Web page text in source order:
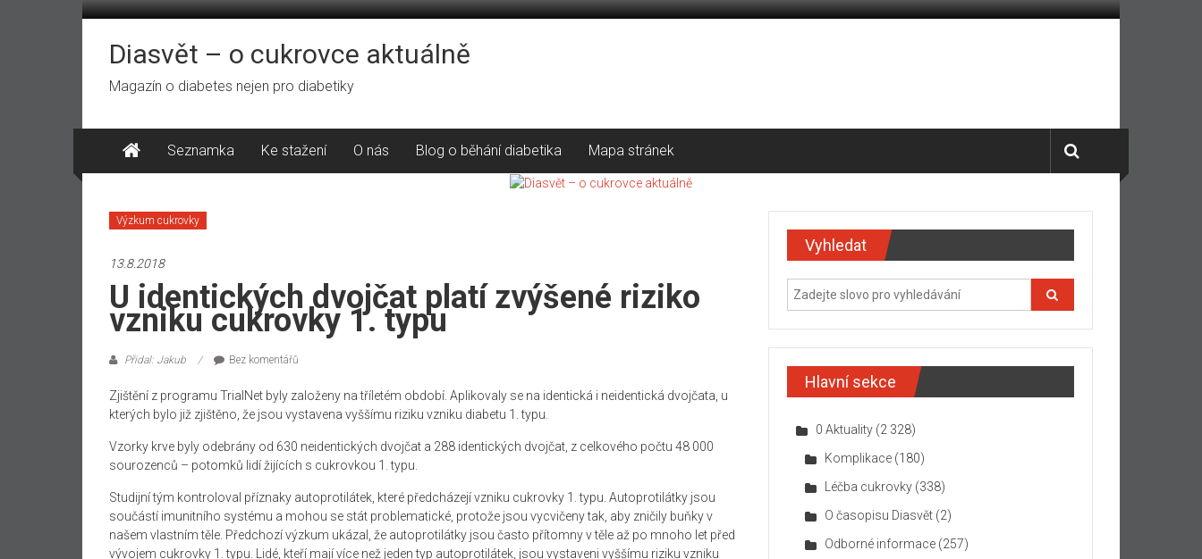
Přeskočit
obsahDiasvět – o cukrovce aktuálně
Magazín o diabetes nejen pro diabetiky
Seznamka Ke stažení O nás Blog o běhání diabetika Mapa stránek
Výzkum cukrovky
13.8.2018
U identických dvojčat platí zvýšené riziko
vzniku cukrovky 1. typu
Přidal: Jakub Bez komentářů
Zjištění z programu TrialNet byly založeny na tříletém období. Aplikovaly se na identická i neidentická dvojčata, u
kterých bylo již zjištěno, že jsou vystavena vyššímu riziku vzniku diabetu 1. typu.
Vzorky krve byly odebrány od 630 neidentických dvojčat a 288 identických dvojčat, z celkového počtu 48 000
sourozenců – potomků lidí žijících s cukrovkou 1. typu.
Studijní tým kontroloval příznaky autoprotilátek, které předcházejí vzniku cukrovky 1. typu. Autoprotilátky jsou
součástí imunitního systému a mohou se stát problematické, protože jsou vycvičeny tak, aby zničily buňky v
našem vlastním těle. Předchozí výzkum ukázal, že autoprotilátky jsou často přítomny v těle až po mnoho let před
vývojem cukrovky 1. typu. Lidé, kteří mají více než jeden typ autoprotilátek, jsou vystaveni vyššímu riziku vzniku
Vyhledat
Hlavní sekce
0 Aktuality (2 328)
Komplikace (180)
Léčba cukrovky (338)
O časopisu Diasvět (2)
Odborné informace (257)